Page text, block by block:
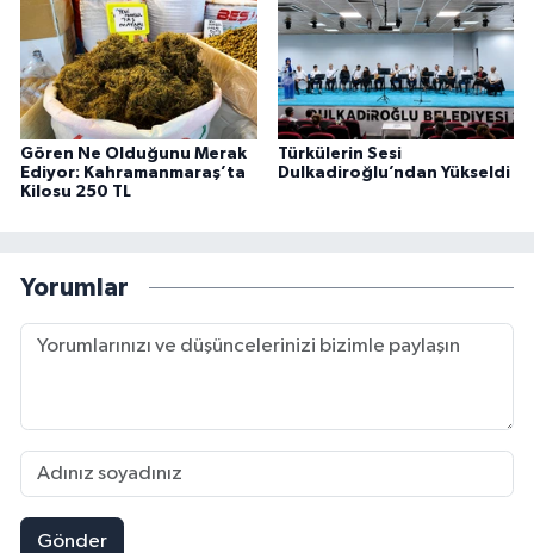
Gören Ne Olduğunu Merak
Ediyor: Kahramanmaraş’ta
Kilosu 250 TL
Türkülerin Sesi
Dulkadiroğlu’ndan Yükseldi
Yorumlar
Gönder